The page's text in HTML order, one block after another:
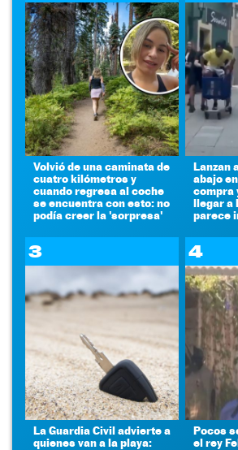
Volvió de una caminata de
cuatro kilómetros y
cuando regresa al coche
se encuentra con esto: no
podía creer la 'sorpresa'
Lanzan
abajo
compra
llegar a
parece
3
La Guardia Civil advierte a
quienes van a la playa:
4
Pocos
el rey